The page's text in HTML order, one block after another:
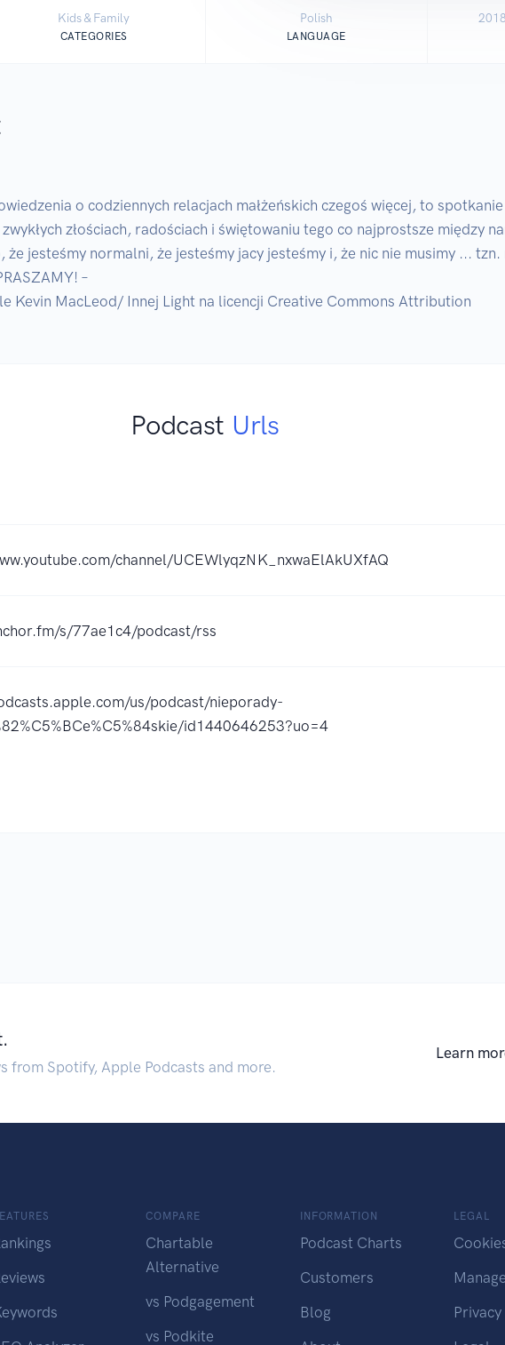
Kids & Family
CATEGORIES
Polish
LANGUAGE
o codziennych relacjach małżeńskich czegoś więcej, to
złościach, radościach i świętowaniu tego co najprostsze między
że jesteśmy normalni, że jesteśmy jacy jesteśmy i, że nic nie musimy ...
–
Kevin MacLeod/ Innej Light na licencji Creative Commons Attribution
Podcast Urls
channel/UCEWlyqzNK_nxwaElAkUXfAQ
s/77ae1c4/podcast/rss
us/podcast/nieporady-
id1440646253?uo=4
from Spotify, Apple Podcasts and more.
Learn
COMPARE
Chartable
Alternative
vs Podgagement
vs Podkite
INFORMATION
Podcast Charts
Customers
Blog
LEGAL
Privacy